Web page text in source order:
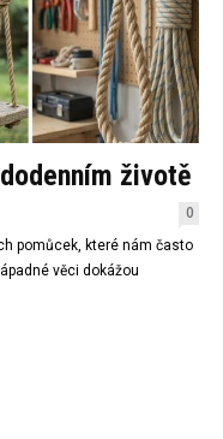
životě
0
pomůcek, které nám často
věci dokážou